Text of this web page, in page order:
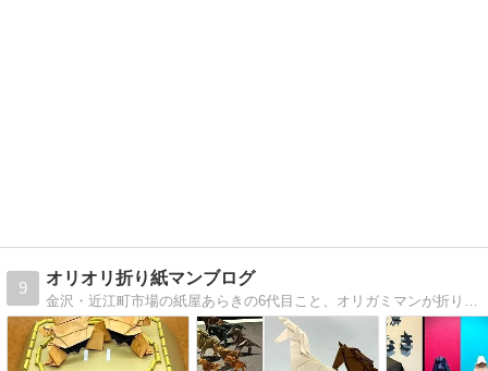
9
オリオリ折り紙マンブログ
金沢・近江町市場の紙屋あらきの6代目こと、オリガミマンが折り紙やペーパークラフトについて奮闘するブログ